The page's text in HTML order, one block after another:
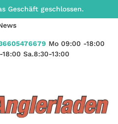
Geschäft geschlossen.
Mo 09:00 -18:00
Sa.8:30-13:00